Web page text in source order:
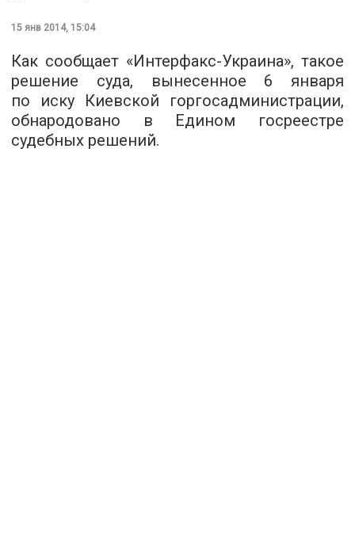
15 янв 2014, 15:04
Как сообщает «Интерфакс-Украина», такое
решение суда, вынесенное 6 января
по иску Киевской горгосадминистрации,
обнародовано в Едином госреестре
судебных решений.